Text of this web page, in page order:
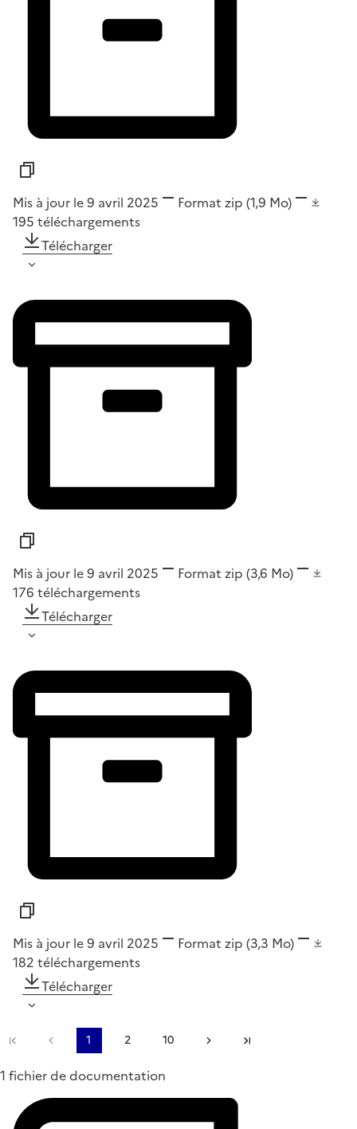
Mis à jour le 9 avril 2025 Format zip (1,9 Mo)
195 téléchargements
Télécharger
Mis à jour le 9 avril 2025 Format zip (3,6 Mo)
176 téléchargements
Télécharger
Mis à jour le 9 avril 2025 Format zip (3,3 Mo)
182 téléchargements
Télécharger
Première pagePage précédente
1 2 10 Page suivante
1 fichier de documentation